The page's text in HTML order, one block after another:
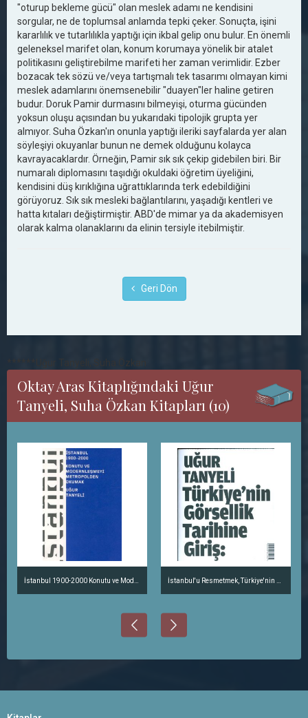
"oturup bekleme gücü" olan meslek adamı ne kendisini
sorgular, ne de toplumsal anlamda tepki çeker. Sonuçta, işini
kararlılık ve tutarlılıkla yaptığı için ikbal gelip onu bulur. En önemli
geleneksel marifet olan, konum korumaya yönelik bir atalet
politikasını geliştirebilme marifeti her zaman verimlidir. Ezber
bozacak tek sözü ve/veya tartışmalı tek tasarımı olmayan kimi
meslek adamlarını önemsenebilir "duayen"ler haline getiren
budur. Doruk Pamir durmasını bilmeyişi, oturma gücünden
yoksun oluşu açısından bu yukarıdaki tipolojik grupta yer
almıyor. Suha Özkan'ın onunla yaptığı ileriki sayfalarda yer alan
söyleşiyi okuyanlar bunun ne demek olduğunu kolayca
kavrayacaklardır. Örneğin, Pamir sık sık çekip gidebilen biri. Bir
numaralı diplomasını taşıdığı okuldaki öğretim üyeliğini,
kendisini düş kırıklığına uğrattıklarında terk edebildiğini
görüyoruz. Sık sık mesleki bağlantılarını, yaşadığı kentleri ve
hatta kıtaları değiştirmiştir. ABD'de mimar ya da akademisyen
olarak kalma olanaklarını da elinin tersiyle itebilmiştir.
Geri Dön
******Uğur Tanyeli, Suha Özkan
Oktay Aras Kitaplığındaki Uğur
Tanyeli, Suha Özkan Kitapları (10)